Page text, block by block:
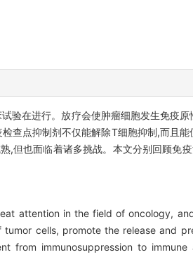
验在进行。放疗会使肿瘤细胞发生免疫
查点抑制剂不仅能解除T细胞抑制,而且能
,但也面临着诸多挑战。本文分别回顾免
attention in the field of oncology,
cells, promote the release and
from immunosuppression to immune